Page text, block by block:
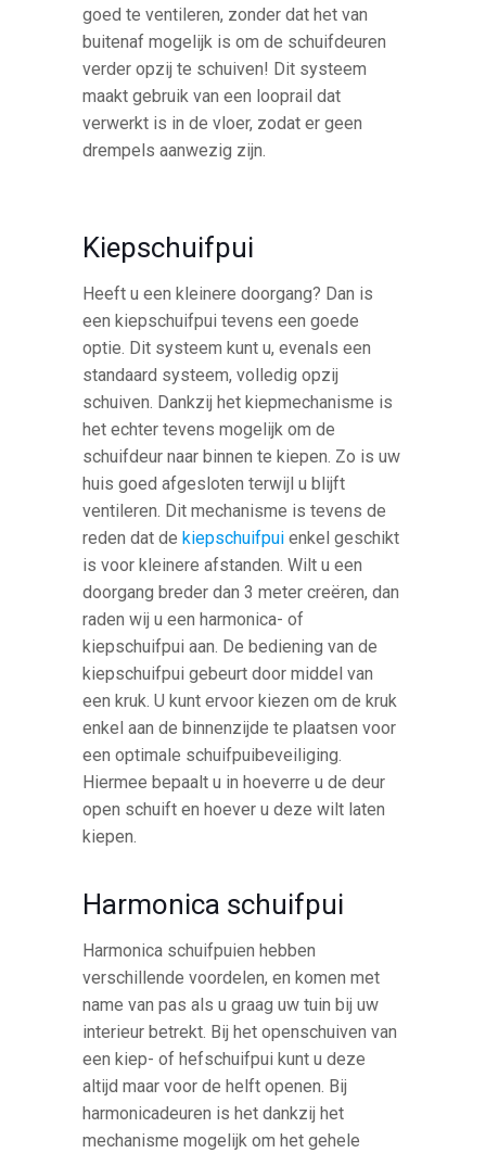
goed te ventileren, zonder dat het van
buitenaf mogelijk is om de schuifdeuren
verder opzij te schuiven! Dit systeem
maakt gebruik van een looprail dat
verwerkt is in de vloer, zodat er geen
drempels aanwezig zijn.
Kiepschuifpui
Heeft u een kleinere doorgang? Dan is
een kiepschuifpui tevens een goede
optie. Dit systeem kunt u, evenals een
standaard systeem, volledig opzij
schuiven. Dankzij het kiepmechanisme is
het echter tevens mogelijk om de
schuifdeur naar binnen te kiepen. Zo is uw
huis goed afgesloten terwijl u blijft
ventileren. Dit mechanisme is tevens de
reden dat de kiepschuifpui enkel geschikt
is voor kleinere afstanden. Wilt u een
doorgang breder dan 3 meter creëren, dan
raden wij u een harmonica- of
kiepschuifpui aan. De bediening van de
kiepschuifpui gebeurt door middel van
een kruk. U kunt ervoor kiezen om de kruk
enkel aan de binnenzijde te plaatsen voor
een optimale schuifpuibeveiliging.
Hiermee bepaalt u in hoeverre u de deur
open schuift en hoever u deze wilt laten
kiepen.
Harmonica schuifpui
Harmonica schuifpuien hebben
verschillende voordelen, en komen met
name van pas als u graag uw tuin bij uw
interieur betrekt. Bij het openschuiven van
een kiep- of hefschuifpui kunt u deze
altijd maar voor de helft openen. Bij
harmonicadeuren is het dankzij het
mechanisme mogelijk om het gehele